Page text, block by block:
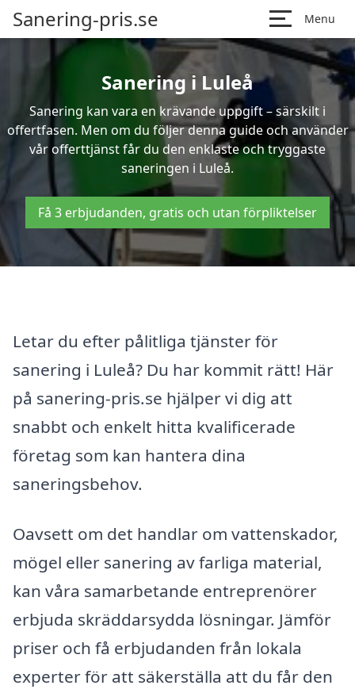
Sanering-pris.se Menu
Sanering i Luleå
Sanering kan vara en krävande uppgift – särskilt i
offertfasen. Men om du följer denna guide och använder
vår offerttjänst får du den enklaste och tryggaste
saneringen i Luleå.
Få 3 erbjudanden, gratis och utan förpliktelser
Letar du efter pålitliga tjänster för
sanering i Luleå? Du har kommit rätt! Här
på sanering-pris.se hjälper vi dig att
snabbt och enkelt hitta kvalificerade
företag som kan hantera dina
saneringsbehov.
Oavsett om det handlar om vattenskador,
mögel eller sanering av farliga material,
kan våra samarbetande entreprenörer
erbjuda skräddarsydda lösningar. Jämför
priser och få erbjudanden från lokala
experter för att säkerställa att du får den